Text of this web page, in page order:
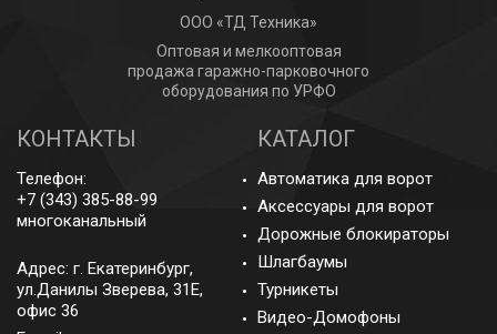
ООО «ТД Техника»
Оптовая и мелкооптовая
продажа гаражно-парковочного
оборудования по УРФО
КОНТАКТЫ
Телефон:
+7 (343) 385-88-99
многоканальный
Адрес: г. Екатеринбург,
ул.Данилы Зверева, 31Е,
офис 36
КАТАЛОГ
Автоматика для ворот
Аксессуары для ворот
Дорожные блокираторы
Шлагбаумы
Турникеты
Видео-Домофоны